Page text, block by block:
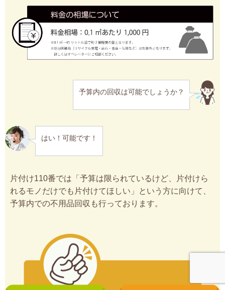
予算内の回収は可能でしょうか？
はい！可能です！
片付け110番では「予算は限られているけど、片付けら
れるモノだけでも片付けてほしい」という方に向けて、
予算内での不用品回収も行っております。